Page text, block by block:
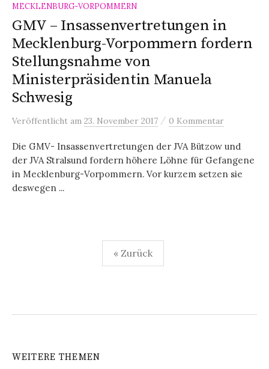
MECKLENBURG-VORPOMMERN
GMV – Insassenvertretungen in
Mecklenburg-Vorpommern fordern
Stellungsnahme von
Ministerpräsidentin Manuela
Schwesig
Veröffentlicht am 23. November 2017 / 0 Kommentar
Die GMV- Insassenvertretungen der JVA Bützow und
der JVA Stralsund fordern höhere Löhne für Gefangene
in Mecklenburg-Vorpommern. Vor kurzem setzen sie
deswegen ...
Seitennummerierung
« Zurück
WEITERE THEMEN